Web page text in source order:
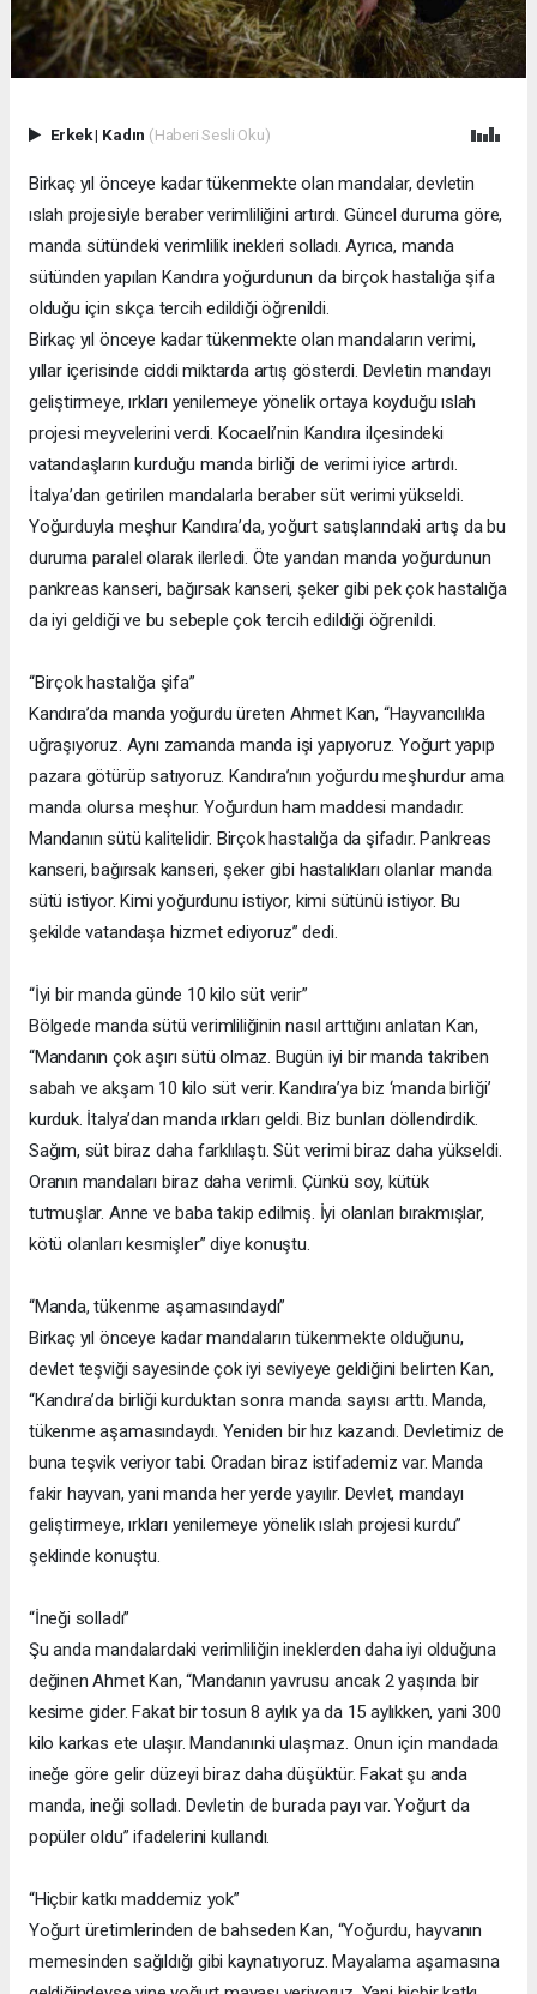
Erkek| Kadın (Haberi Sesli Oku)
Birkaç yıl önceye kadar tükenmekte olan mandalar, devletin
ıslah projesiyle beraber verimliliğini artırdı. Güncel duruma göre,
manda sütündeki verimlilik inekleri solladı. Ayrıca, manda
sütünden yapılan Kandıra yoğurdunun da birçok hastalığa şifa
olduğu için sıkça tercih edildiği öğrenildi.
Birkaç yıl önceye kadar tükenmekte olan mandaların verimi,
yıllar içerisinde ciddi miktarda artış gösterdi. Devletin mandayı
geliştirmeye, ırkları yenilemeye yönelik ortaya koyduğu ıslah
projesi meyvelerini verdi. Kocaeli’nin Kandıra ilçesindeki
vatandaşların kurduğu manda birliği de verimi iyice artırdı.
İtalya’dan getirilen mandalarla beraber süt verimi yükseldi.
Yoğurduyla meşhur Kandıra’da, yoğurt satışlarındaki artış da bu
duruma paralel olarak ilerledi. Öte yandan manda yoğurdunun
pankreas kanseri, bağırsak kanseri, şeker gibi pek çok hastalığa
da iyi geldiği ve bu sebeple çok tercih edildiği öğrenildi.
“Birçok hastalığa şifa”
Kandıra’da manda yoğurdu üreten Ahmet Kan, “Hayvancılıkla
uğraşıyoruz. Aynı zamanda manda işi yapıyoruz. Yoğurt yapıp
pazara götürüp satıyoruz. Kandıra’nın yoğurdu meşhurdur ama
manda olursa meşhur. Yoğurdun ham maddesi mandadır.
Mandanın sütü kalitelidir. Birçok hastalığa da şifadır. Pankreas
kanseri, bağırsak kanseri, şeker gibi hastalıkları olanlar manda
sütü istiyor. Kimi yoğurdunu istiyor, kimi sütünü istiyor. Bu
şekilde vatandaşa hizmet ediyoruz” dedi.
“İyi bir manda günde 10 kilo süt verir”
Bölgede manda sütü verimliliğinin nasıl arttığını anlatan Kan,
“Mandanın çok aşırı sütü olmaz. Bugün iyi bir manda takriben
sabah ve akşam 10 kilo süt verir. Kandıra’ya biz ‘manda birliği’
kurduk. İtalya’dan manda ırkları geldi. Biz bunları döllendirdik.
Sağım, süt biraz daha farklılaştı. Süt verimi biraz daha yükseldi.
Oranın mandaları biraz daha verimli. Çünkü soy, kütük
tutmuşlar. Anne ve baba takip edilmiş. İyi olanları bırakmışlar,
kötü olanları kesmişler” diye konuştu.
“Manda, tükenme aşamasındaydı”
Birkaç yıl önceye kadar mandaların tükenmekte olduğunu,
devlet teşviği sayesinde çok iyi seviyeye geldiğini belirten Kan,
“Kandıra’da birliği kurduktan sonra manda sayısı arttı. Manda,
tükenme aşamasındaydı. Yeniden bir hız kazandı. Devletimiz de
buna teşvik veriyor tabi. Oradan biraz istifademiz var. Manda
fakir hayvan, yani manda her yerde yayılır. Devlet, mandayı
geliştirmeye, ırkları yenilemeye yönelik ıslah projesi kurdu”
şeklinde konuştu.
“İneği solladı”
Şu anda mandalardaki verimliliğin ineklerden daha iyi olduğuna
değinen Ahmet Kan, “Mandanın yavrusu ancak 2 yaşında bir
kesime gider. Fakat bir tosun 8 aylık ya da 15 aylıkken, yani 300
kilo karkas ete ulaşır. Mandanınki ulaşmaz. Onun için mandada
ineğe göre gelir düzeyi biraz daha düşüktür. Fakat şu anda
manda, ineği solladı. Devletin de burada payı var. Yoğurt da
popüler oldu” ifadelerini kullandı.
“Hiçbir katkı maddemiz yok”
Yoğurt üretimlerinden de bahseden Kan, “Yoğurdu, hayvanın
memesinden sağıldığı gibi kaynatıyoruz. Mayalama aşamasına